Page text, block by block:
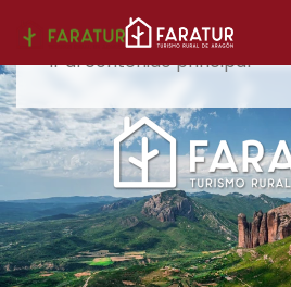
Ir al contenido principal